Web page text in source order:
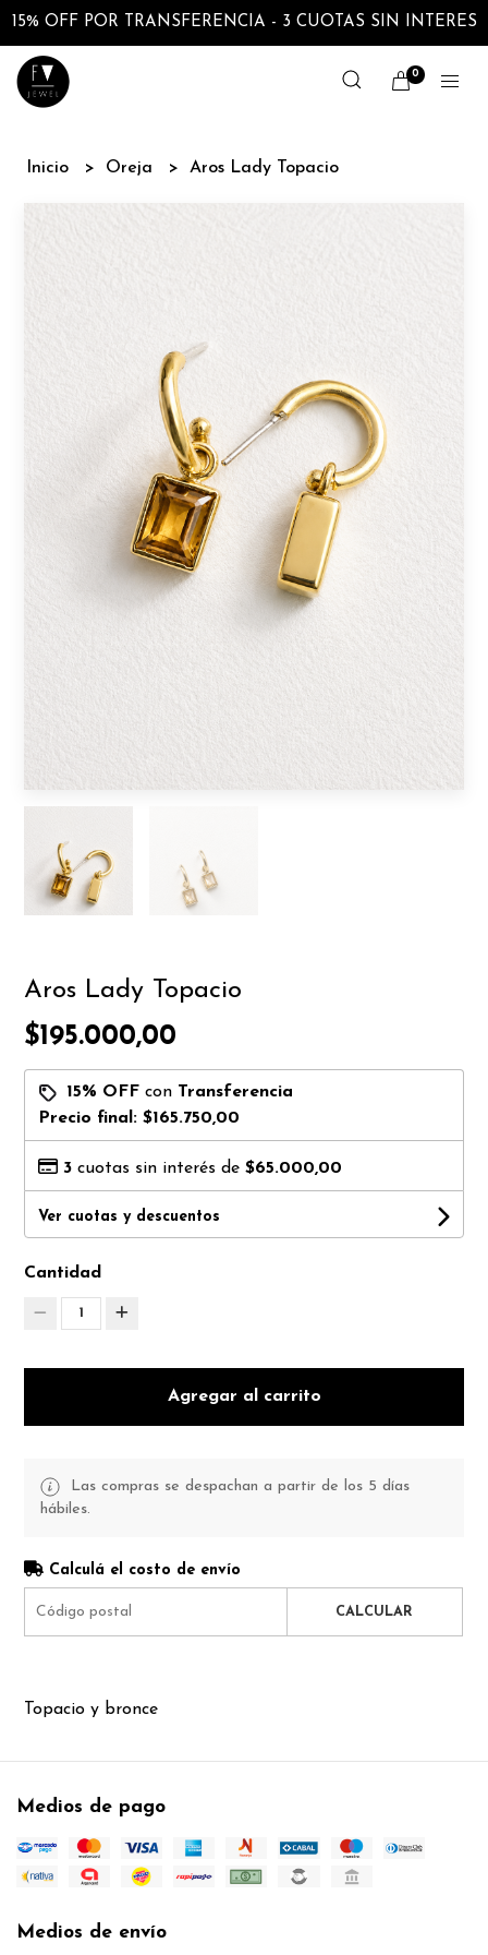
15% OFF POR TRANSFERENCIA - 3 CUOTAS SIN INTERES
0
Inicio Oreja Aros Lady Topacio
Aros Lady Topacio
$195.000,00
15% OFF con Transferencia
Precio final:$165.750,00
3 cuotas sin interés de$65.000,00
Ver cuotas y descuentos
Cantidad
1
Agregar al carrito
Las compras se despachan a partir de los 5 días
hábiles.
Calculá el costo de envío
CALCULAR
Topacio y bronce
Medios de pago
Medios de envío